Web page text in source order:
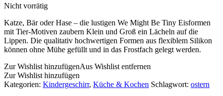
Nicht vorrätig
Katze, Bär oder Hase – die lustigen We Might Be Tiny Eisformen
mit Tier-Motiven zaubern Klein und Groß ein Lächeln auf die
Lippen. Die qualitativ hochwertigen Formen aus flexiblem Silikon
können ohne Mühe gefüllt und in das Frostfach gelegt werden.
Zur Wishlist hinzufügenAus Wishlist entfernen
Zur Wishlist hinzufügen
Kategorien: Kindergeschirr, Küche & Kochen Schlagwort: ostern